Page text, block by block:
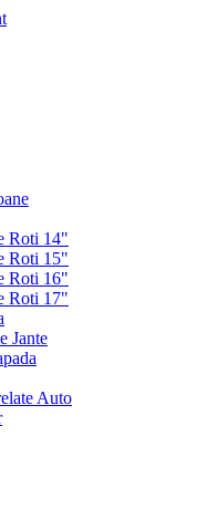
Roti 14"
Roti 15"
Roti 16"
Roti 17"
Jante
Auto